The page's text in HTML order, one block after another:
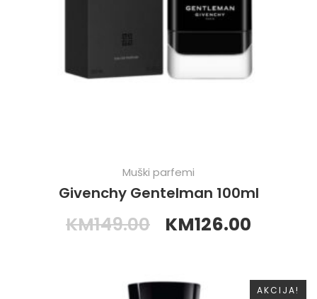
Muški parfemi
Givenchy Gentelman 100ml
KM149.00 KM126.00
AKCIJA!